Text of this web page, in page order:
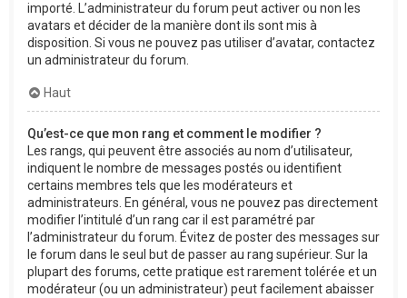
importé. L’administrateur du forum peut activer ou non les
avatars et décider de la manière dont ils sont mis à
disposition. Si vous ne pouvez pas utiliser d’avatar, contactez
un administrateur du forum.
Haut
Qu’est-ce que mon rang et comment le modifier ?
Les rangs, qui peuvent être associés au nom d’utilisateur,
indiquent le nombre de messages postés ou identifient
certains membres tels que les modérateurs et
administrateurs. En général, vous ne pouvez pas directement
modifier l’intitulé d’un rang car il est paramétré par
l’administrateur du forum. Évitez de poster des messages sur
le forum dans le seul but de passer au rang supérieur. Sur la
plupart des forums, cette pratique est rarement tolérée et un
modérateur (ou un administrateur) peut facilement abaisser